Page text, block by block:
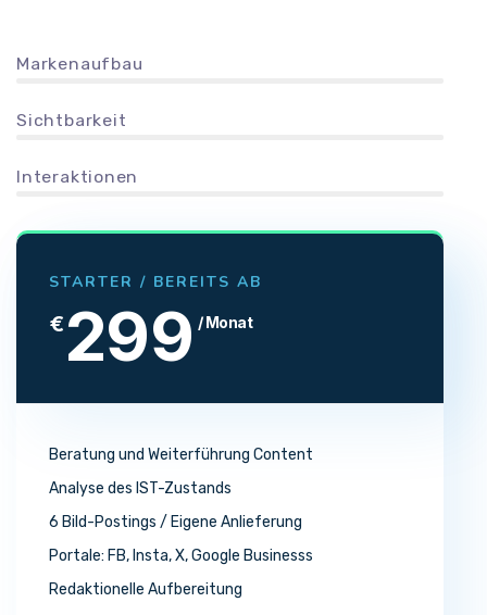
Markenaufbau
Sichtbarkeit
Interaktionen
STARTER / BEREITS AB
€ 299 / Monat
Beratung und Weiterführung Content
Analyse des IST-Zustands
6 Bild-Postings / Eigene Anlieferung
Portale: FB, Insta, X, Google Businesss
Redaktionelle Aufbereitung